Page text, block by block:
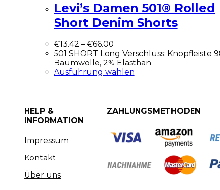
Levi’s Damen 501® Rolled
Short Denim Shorts
€13.42 – €66.00
501 SHORT Long Verschluss: Knopfleiste
Baumwolle, 2% Elasthan
Ausführung wählen
HELP &
INFORMATION
Impressum
Kontakt
Über uns
ZAHLUNGSMETHODEN